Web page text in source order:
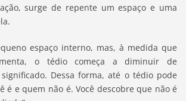
surge de repente um espaço e uma
espaço interno, mas, à medida que
o tédio começa a diminuir de
Dessa forma, até o tédio pode
é e quem não é. Você descobre que não é